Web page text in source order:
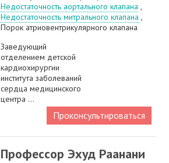
Недостаточность аортального клапана ,
Недостаточность митрального клапана ,
Порок атриовентрикулярного клапана
Заведующий
отделением детской
кардиохирургии
института заболеваний
сердца медицинского
центра ...
Проконсультироваться
Профессор Эхуд Раанани